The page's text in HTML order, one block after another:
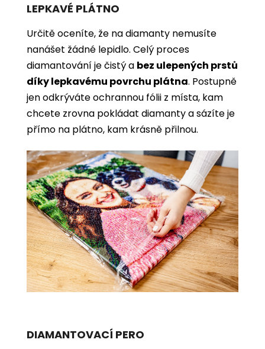
LEPKAVÉ PLÁTNO
Určitě oceníte, že na diamanty nemusíte
nanášet žádné lepidlo. Celý proces
diamantování je čistý a bez ulepených prstů
díky lepkavému povrchu plátna. Postupně
jen odkrýváte ochrannou fólii z místa, kam
chcete zrovna pokládat diamanty a sázíte je
přímo na plátno, kam krásně přilnou.
DIAMANTOVACÍ PERO